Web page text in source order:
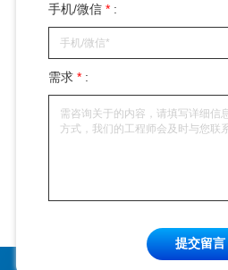
手机/微信* :
需求* :
提交留言